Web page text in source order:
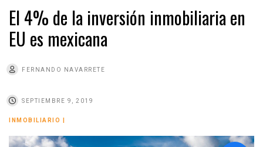
El 4% de la inversión inmobiliaria en
EU es mexicana
FERNANDO NAVARRETE
SEPTIEMBRE 9, 2019
INMOBILIARIO